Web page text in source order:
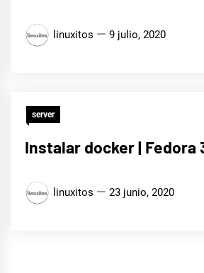
linuxitos 9 julio, 2020
server
Instalar docker | Fedora
linuxitos 23 junio, 2020